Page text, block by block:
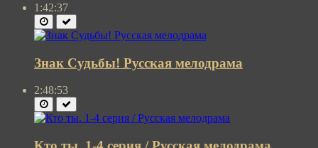
1:42:37
Знак Судьбы! Русская мелодрама
2:48:53